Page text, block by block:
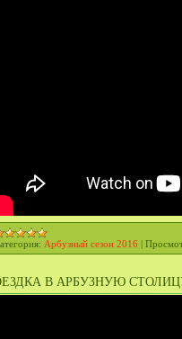
Арбузный сезон 2016 |
В АРБУЗНУЮ СТОЛИЦУ